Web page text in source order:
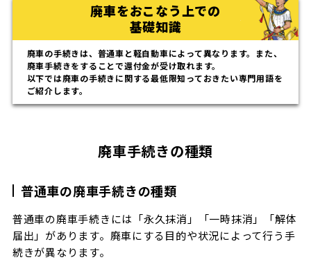
廃車をおこなう上での
基礎知識
廃車の手続きは、普通車と軽自動車によって異なります。また、
廃車手続きをすることで還付金が受け取れます。
以下では廃車の手続きに関する最低限知っておきたい専門用語を
ご紹介します。
廃車手続きの種類
普通車の廃車手続きの種類
普通車の廃車手続きには「永久抹消」「一時抹消」「解体
届出」があります。廃車にする目的や状況によって行う手
続きが異なります。